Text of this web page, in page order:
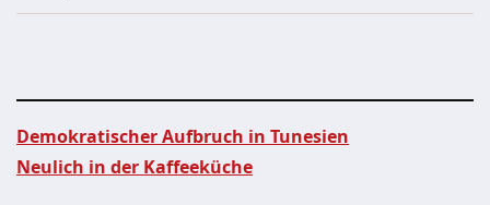
Demokratischer Aufbruch in Tunesien
Neulich in der Kaffeeküche